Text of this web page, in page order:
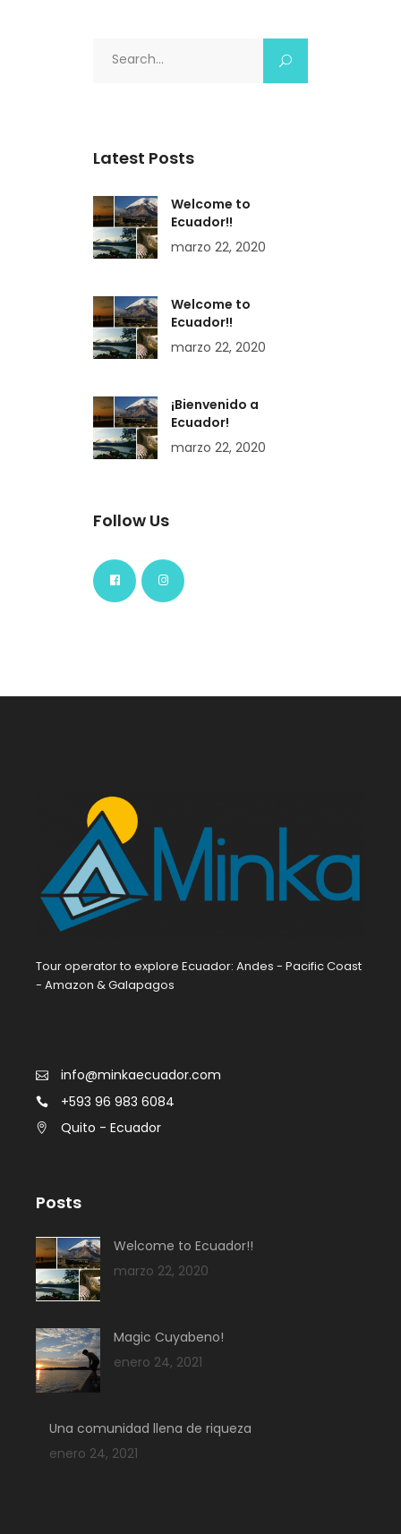
Latest Posts
Welcome to
Ecuador!!
marzo 22, 2020
Welcome to
Ecuador!!
marzo 22, 2020
¡Bienvenido a
Ecuador!
marzo 22, 2020
Follow Us
Tour operator to explore Ecuador: Andes - Pacific Coast
- Amazon & Galapagos
info@minkaecuador.com
+593 96 983 6084
Quito - Ecuador
Posts
Welcome to Ecuador!!
marzo 22, 2020
Magic Cuyabeno!
enero 24, 2021
Una comunidad llena de riqueza
enero 24, 2021